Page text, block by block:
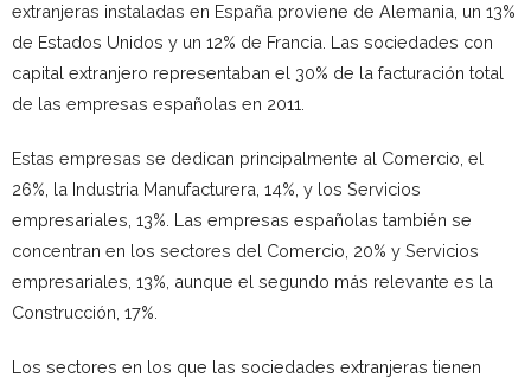
extranjeras instaladas en España proviene de Alemania, un 13%
de Estados Unidos y un 12% de Francia. Las sociedades con
capital extranjero representaban el 30% de la facturación total
de las empresas españolas en 2011.
Estas empresas se dedican principalmente al Comercio, el
26%, la Industria Manufacturera, 14%, y los Servicios
empresariales, 13%. Las empresas españolas también se
concentran en los sectores del Comercio, 20% y Servicios
empresariales, 13%, aunque el segundo más relevante es la
Construcción, 17%.
Los sectores en los que las sociedades extranjeras tienen